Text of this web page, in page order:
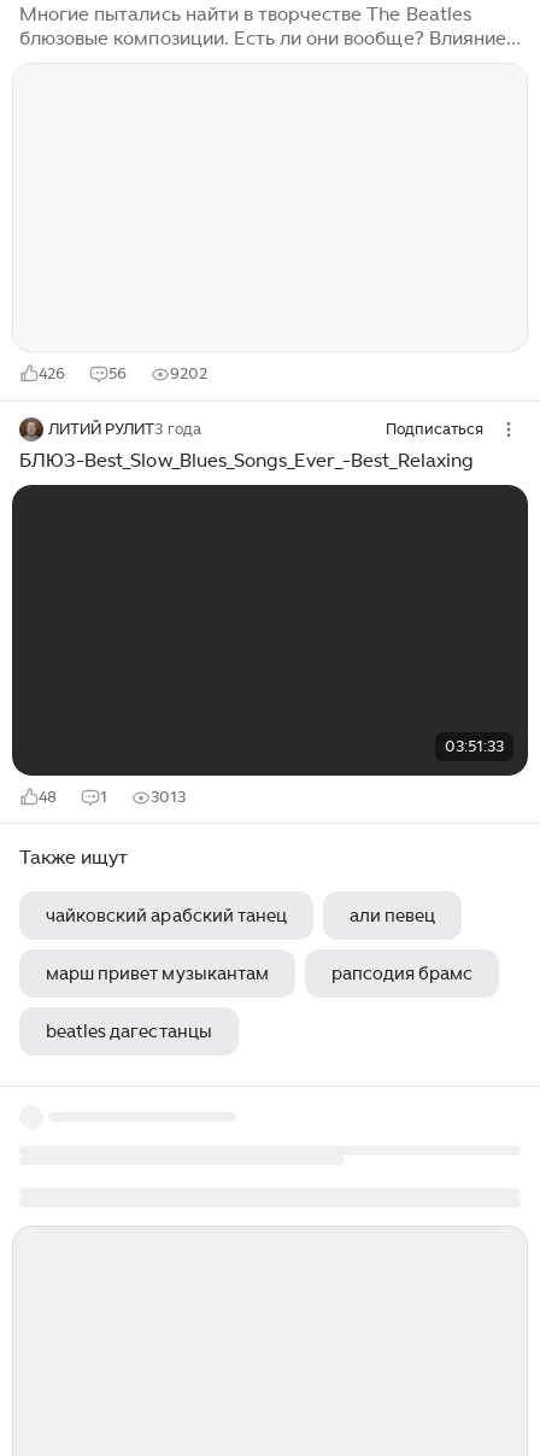
Многие пытались найти в творчестве The Beatles
блюзовые композиции. Есть ли они вообще? Влияние
блюза на творчество и само появление The Beatles
426 56 9202
ЛИТИЙ РУЛИТ3 года Подписаться
БЛЮЗ-Best_Slow_Blues_Songs_Ever_-Best_Relaxing
03:51:33
48 1 3013
Также ищут
чайковский арабский танец али певец
марш привет музыкантам рапсодия брамс
beatles дагестанцы